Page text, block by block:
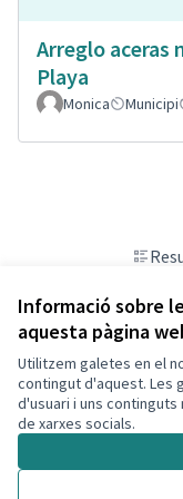
Informació sobre
aquesta pàgina
Utilitzem galetes en el
contingut d'aquest. Les
d'usuari i uns
de xarxes socials.
Arreglo aceras
Playa
Monica Municipi
Termes i condicions d'ús
Configuració de les
Decidim Calafell a X
(Enllaç extern)
Decidim Calafell a
DecidimDecidim
(Enllaç